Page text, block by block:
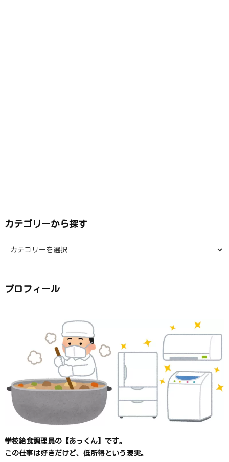
カテゴリーから探す
テ
ゴ
ら
探
プロフィール
学校給食調理員の【あっくん】です。
この仕事は好きだけど、 低所得という現実。